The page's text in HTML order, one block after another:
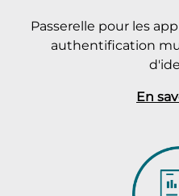
Passerelle pour les
authentification
En